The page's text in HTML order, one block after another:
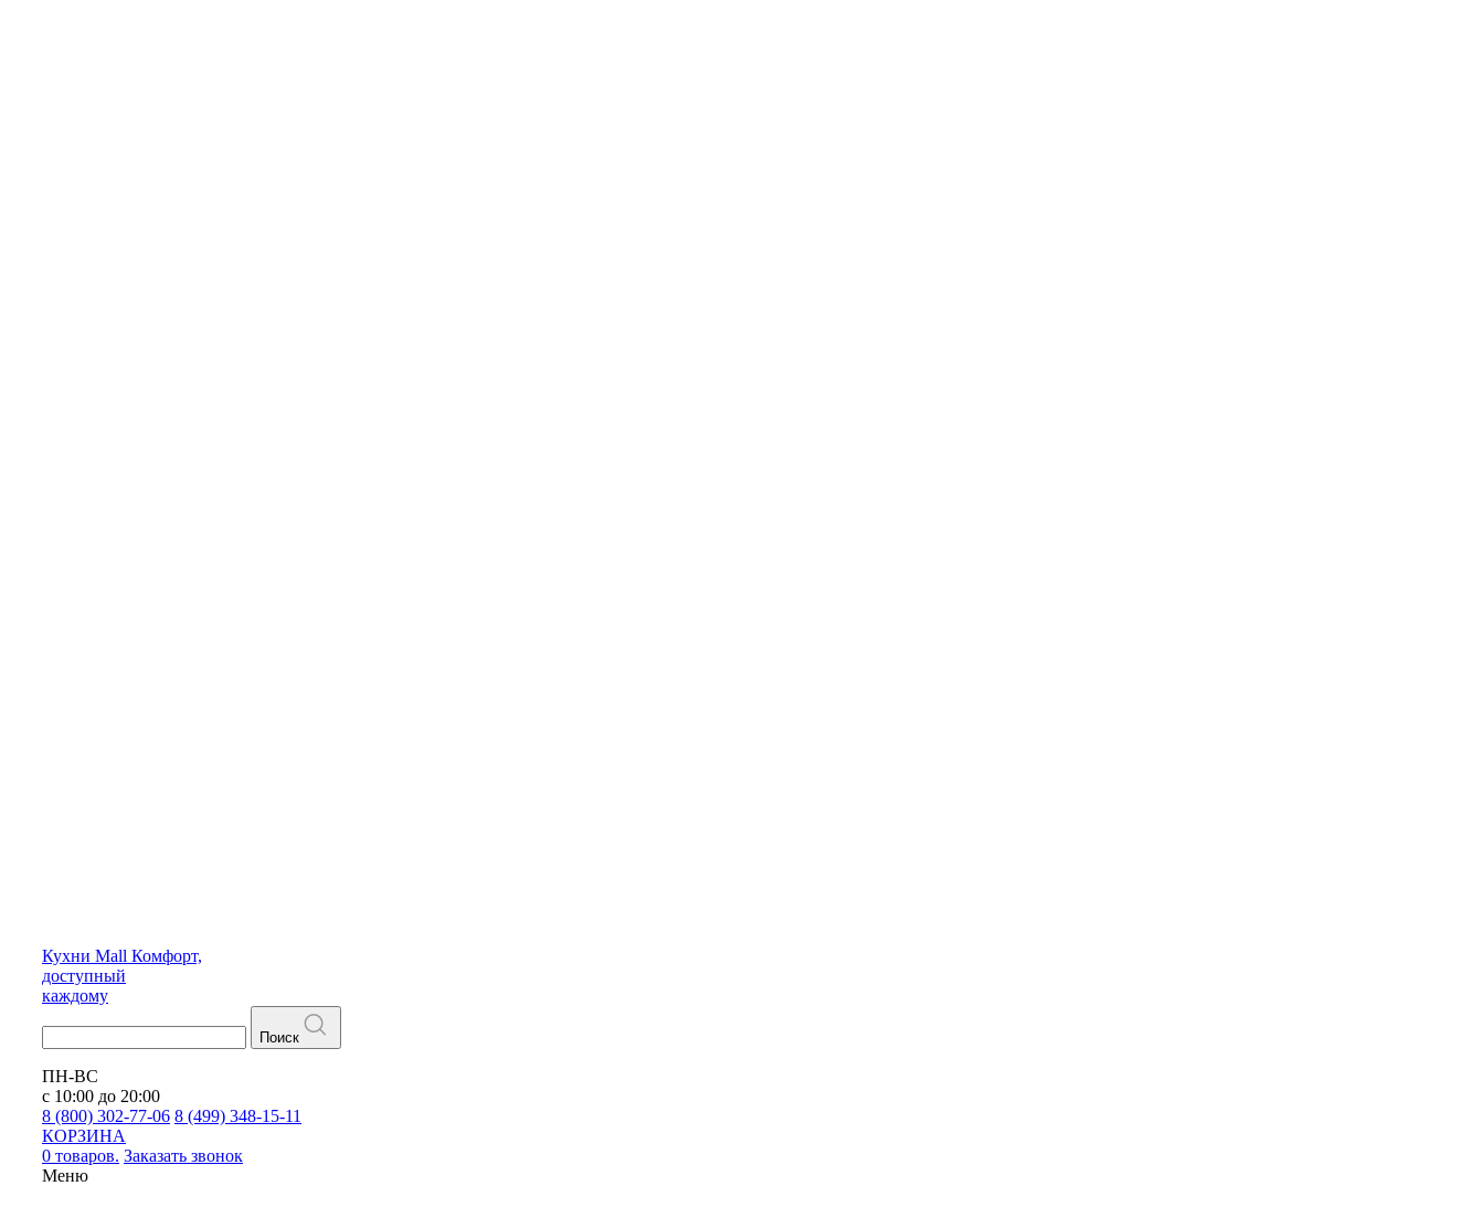
Кухни Mall Комфорт,
доступный
каждому
Поиск
ПН-ВС
с 10:00 до 20:00
8 (800) 302-77-06 8 (499) 348-15-11
КОРЗИНА
0 товаров. Заказать звонок
Меню